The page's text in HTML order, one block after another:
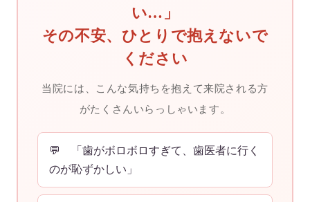
い…」
その不安、ひとりで抱えないで
ください
当院には、こんな気持ちを抱えて来院される方
がたくさんいらっしゃいます。
💬 「歯がボロボロすぎて、歯医者に行く
のが恥ずかしい」